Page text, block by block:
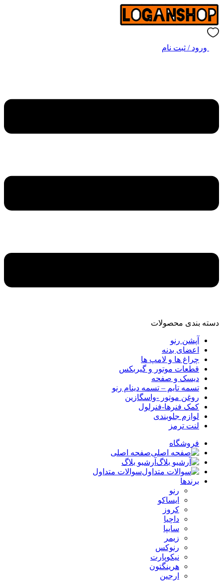
ورود / ثبت نام
دسته‌ بندی محصولات
آپشن رنو
اعضای بدنه
چراغ ها و لامپ ها
قطعات موتور و گیربکس
دیسک و صفحه
تسمه تایم – تسمه دینام رنو
روغن موتور -واسگازین
کمک فنرها-فنرلول
لوازم جلوبندی
لنت ترمز
فروشگاه
صفحه اصلی
آرشیو بلاگ
سوالات متداول
برندها
رنو
ایساکو
کروز
داچیا
سایپا
زیمر
رنوکس
نیکوپارت
هرینگتون
ارجین